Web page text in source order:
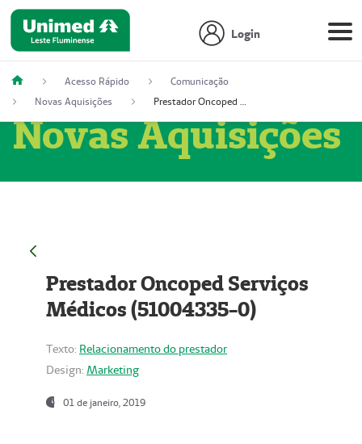
Login
Acesso Rápido
Comunicação
Novas Aquisições
Prestador Oncoped Serviços Médicos (51004335-0)
Novas Aquisições
Prestador Oncoped Serviços
Médicos (51004335-0)
Texto: Relacionamento do prestador
Design: Marketing
01 de janeiro, 2019